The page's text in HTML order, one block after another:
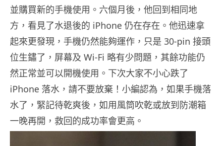
並購買新的手機使用。六個月後，他回到相同地
方，看見了水退後的 iPhone 仍在存在。他迅速拿
起來更發現，手機仍然能夠運作，只是 30-pin 接頭
位生鏽了，屏幕及 Wi-Fi 略有少問題，其餘功能仍
然正常並可以開機使用。下次大家不小心跌了
iPhone 落水，請不要放棄！小編認為，如果手機落
水了，緊記待乾爽後，如用風筒吹乾或放到防潮箱
一晚再開，救回的成功率會更高。